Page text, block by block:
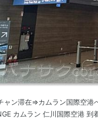
ャン滞在⇒カムラン国際空
カムラン 仁川国際空港